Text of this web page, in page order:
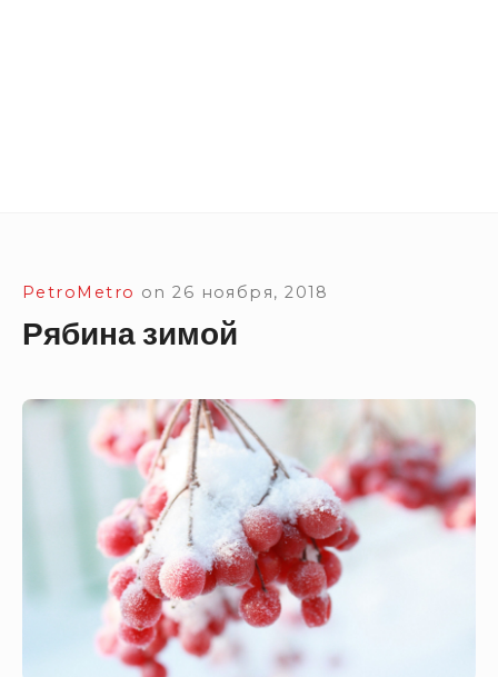
PetroMetro on 26 ноября, 2018
Рябина зимой